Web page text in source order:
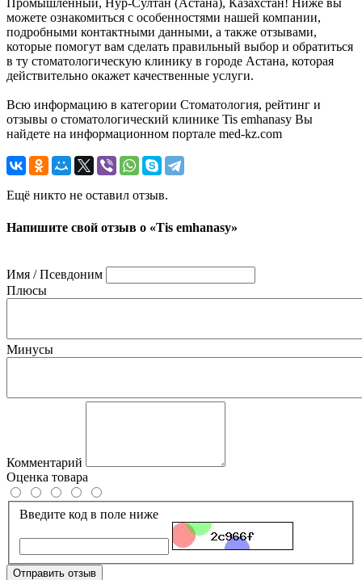
Промышленный, Нур-Султан (Астана), Казахстан! Ниже вы
можете ознакомиться с особенностями нашей компании,
подробными контактными данными, а также отзывами,
которые помогут вам сделать правильный выбор и обратиться
в ту стоматологическую клинику в городе Астана, которая
действительно окажет качественные услуги.
Всю информацию в категории Стоматология, рейтинг и
отзывы о стоматологический клинике Tis emhanasy Вы
найдете на информационном портале med-kz.com
Ещё никто не оставил отзыв.
Напишите свой отзыв о «Tis emhanasy»
Имя / Псевдоним
Плюсы
Минусы
Комментарий
Оценка товара
Введите код в поле ниже
Отправить отзыв